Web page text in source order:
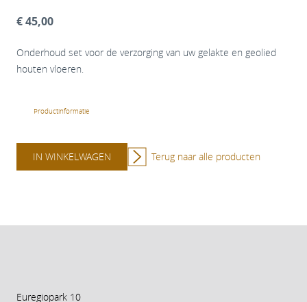
€ 45,00
Onderhoud set voor de verzorging van uw gelakte en geolied
houten vloeren.
Productinformatie
IN WINKELWAGEN Terug naar alle producten
Euregiopark 10